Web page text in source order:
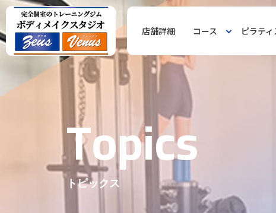
店舗詳細 コース ピラティ
Topics
トピックス